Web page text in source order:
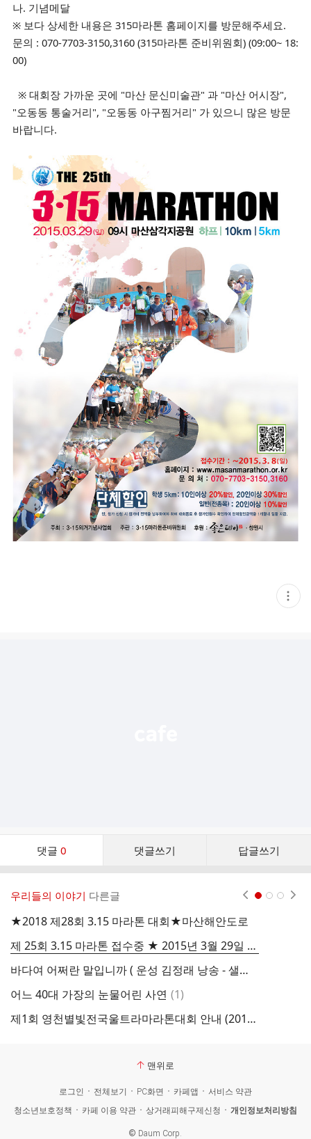
나. 기념메달
※ 보다 상세한 내용은 315마라톤 홈페이지를 방문해주세요.
문의 : 070-7703-3150,3160 (315마라톤 준비위원회) (09:00~ 18:
00)
※ 대회장 가까운 곳에 "마산 문신미술관" 과 "마산 어시장",
"오동동 통술거리", "오동동 아구찜거리" 가 있으니 많은 방문
바랍니다.
현
재
댓글 0 댓글쓰기 답글쓰기
댓
우리들의 이야기 다른글
★2018 제28회 3.15 마라톤 대회★마산해안도로
제 25회 3.15 마라톤 접수중 ★ 2015년 3월 29일 실시
바다여 어쩌란 말입니까 ( 운성 김정래 낭송 - 샐비아 )
어느 40대 가장의 눈물어린 사연 댓
(1)
제1회 영천별빛전국울트라마라톤대회 안내 (2013년09월14일)
맨위로
로그인 전체보기 PC화면 카페앱
서비스 약관
청소년보호정책
카페 이용 약관 상거래피해구제신청 개인정보처리방침
© Daum Corp.